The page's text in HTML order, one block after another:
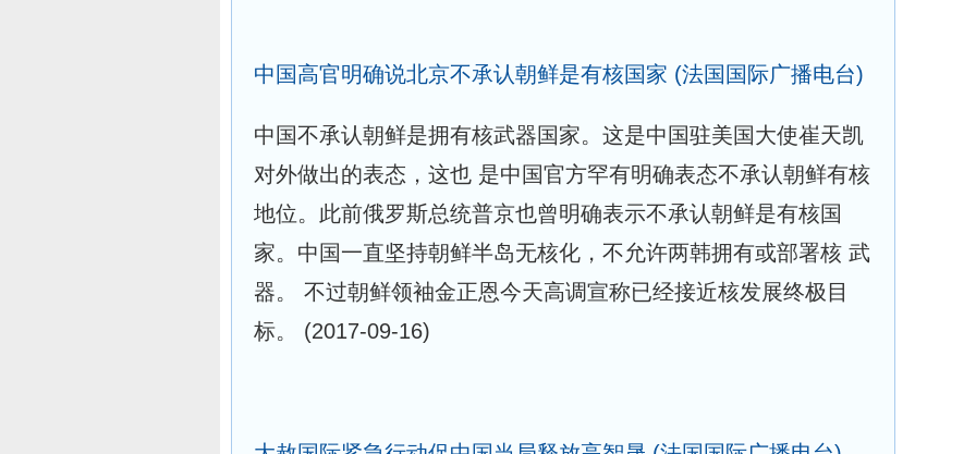
中国高官明确说北京不承认朝鲜是有核国家 (法国国际广播电台)
中国不承认朝鲜是拥有核武器国家。这是中国驻美国大使崔天凯
对外做出的表态，这也 是中国官方罕有明确表态不承认朝鲜有核
地位。此前俄罗斯总统普京也曾明确表示不承认朝鲜是有核国
家。中国一直坚持朝鲜半岛无核化，不允许两韩拥有或部署核 武
器。 不过朝鲜领袖金正恩今天高调宣称已经接近核发展终极目
标。 (2017-09-16)